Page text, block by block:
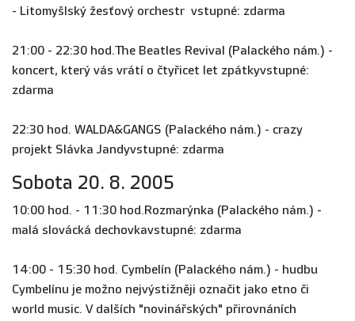
- Litomyšlský žesťový orchestr vstupné: zdarma
21:00 - 22:30 hod.The Beatles Revival (Palackého nám.) -
koncert, který vás vrátí o čtyřicet let zpátkyvstupné:
zdarma
22:30 hod. WALDA&GANGS (Palackého nám.) - crazy
projekt Slávka Jandyvstupné: zdarma
Sobota 20. 8. 2005
10:00 hod. - 11:30 hod.Rozmarýnka (Palackého nám.) -
malá slovácká dechovkavstupné: zdarma
14:00 - 15:30 hod. Cymbelín (Palackého nám.) - hudbu
Cymbelínu je možno nejvýstižněji označit jako etno či
world music. V dalších "novinářských" přirovnáních